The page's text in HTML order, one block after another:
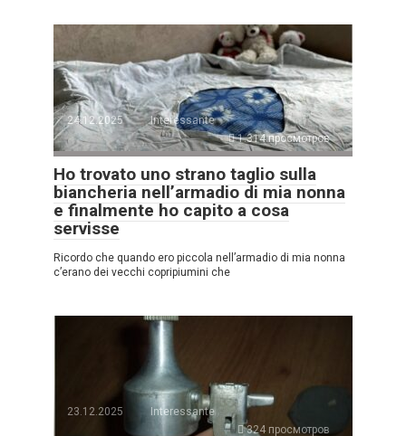
24.12.2025
Interessante
1.314 просмотров
Ho trovato uno strano taglio sulla
biancheria nell’armadio di mia nonna
e finalmente ho capito a cosa
servisse
Ricordo che quando ero piccola nell’armadio di mia nonna
c’erano dei vecchi copripiumini che
23.12.2025
Interessante
324 просмотров